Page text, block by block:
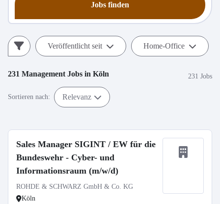
Jobs finden
Veröffentlicht seit Home-Office
231 Management Jobs in Köln 231 Jobs
Sortieren nach: Relevanz
Sales Manager SIGINT / EW für die
Bundeswehr - Cyber- und
Informationsraum (m/w/d)
ROHDE & SCHWARZ GmbH & Co. KG
Köln